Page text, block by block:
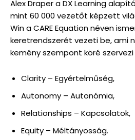
Alex Draper a DX Learning
mint 60 000 vezetőt képzett
Win a CARE Equation néven
keretrendszerét vezeti be, ami
kemény szempont köré
Clarity – Egyértelműség,
Autonomy – Autonómia,
Relationships – Kapcsolatok,
Equity – Méltányosság.